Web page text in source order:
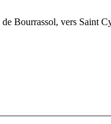
Bourrassol, vers Saint